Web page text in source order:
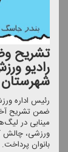
تشریح
رادیو
شهرستان
رئیس اداره
ضمن تشریح
مینابی در
ورزشی، چالش
بانوان پرداخت.